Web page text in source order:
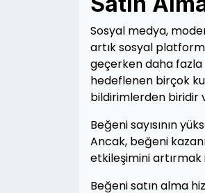
Sosyal medya,
artık sosyal
geçerken daha
hedeflenen birçok
bildirimlerden biridir
Beğeni sayısının
Ancak, beğeni
etkileşimini
Beğeni satın alma